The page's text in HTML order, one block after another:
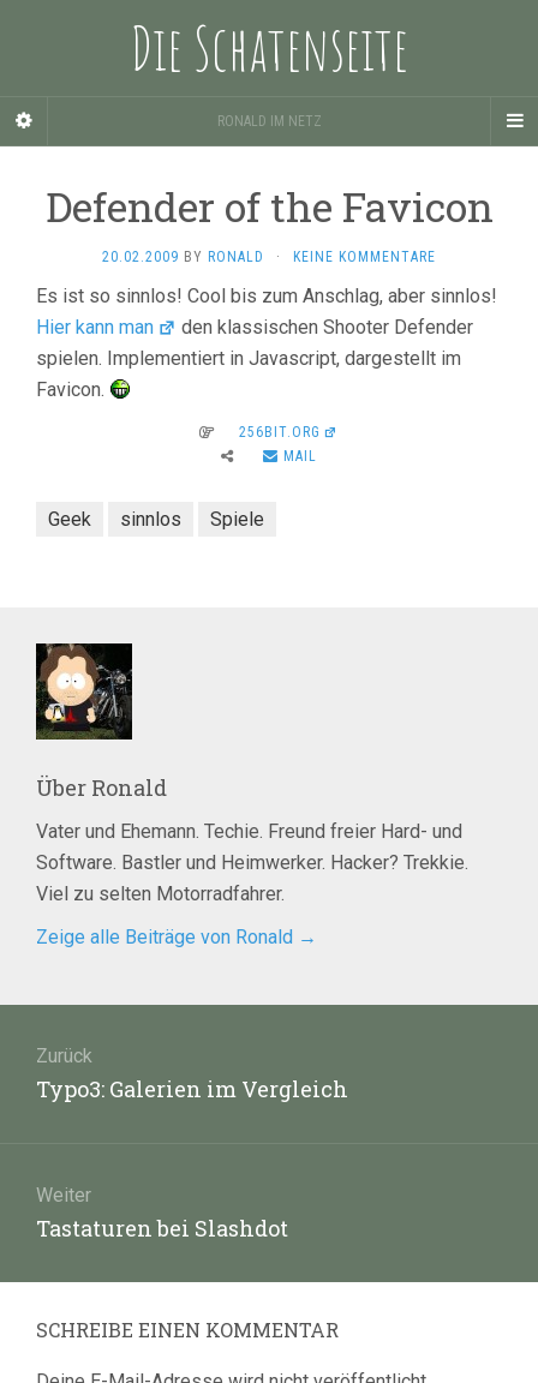
Die Schatenseite
RONALD IM NETZ
Defender of the Favicon
20.02.2009 BY RONALD · KEINE KOMMENTARE
Es ist so sinnlos! Cool bis zum Anschlag, aber sinnlos!
Hier kann man
den klassischen Shooter Defender
spielen. Implementiert in Javascript, dargestellt im
Favicon.
256BIT.ORG
MAIL
Geek sinnlos Spiele
Über Ronald
Vater und Ehemann. Techie. Freund freier Hard- und
Software. Bastler und Heimwerker. Hacker? Trekkie.
Viel zu selten Motorradfahrer.
Zeige alle Beiträge von Ronald →
Zurück
Vorheriger
Typo3: Galerien im Vergleich
Weiter
Nächster
Tastaturen bei Slashdot
SCHREIBE EINEN KOMMENTAR